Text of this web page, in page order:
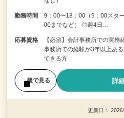
勤務時間
9：00〜18：00（9：00スタ
00までなど） ◎週4日…
応募資格
【必須】会計事務所での実
事務所での経験が3年以上あ
できる方
後で見る 詳
更新日：